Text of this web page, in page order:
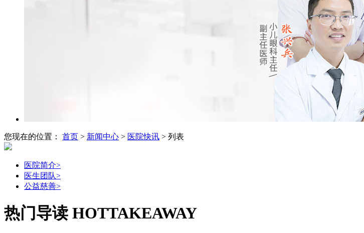
您现在的位置： 首页 > 新闻中心 > 医院快讯 > 列表
医院简介>
医生团队>
公益慈善>
热门导读 HOTTAKEAWAY